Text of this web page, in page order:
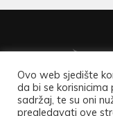
Copyright ©2026
Ovo web sjedište
da bi se
sadržaj, te su oni
pregledavati ove